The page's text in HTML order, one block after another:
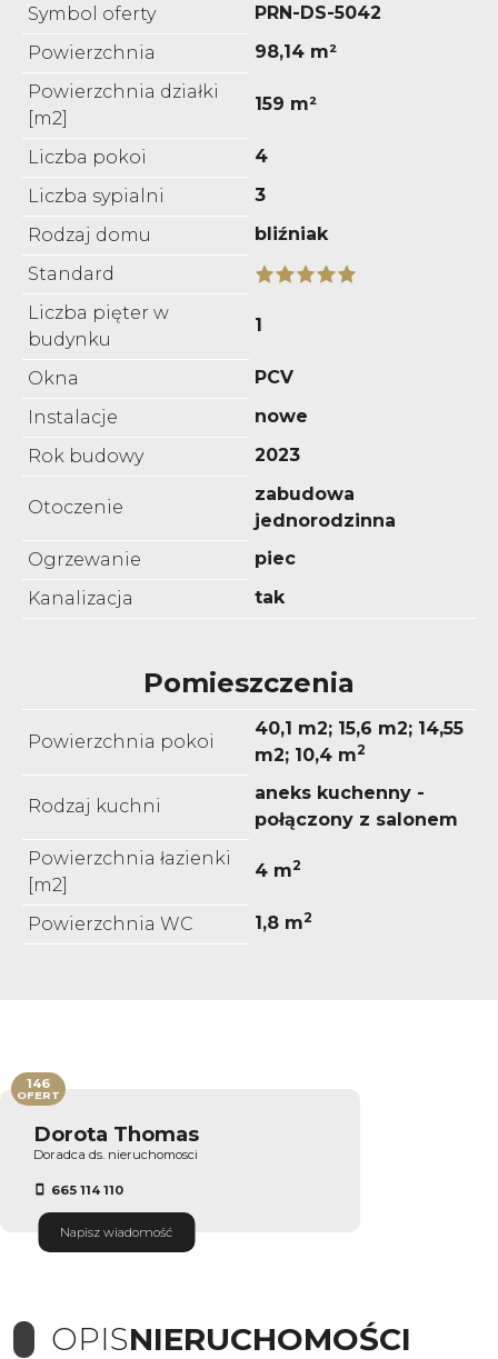
Symbol oferty
PRN-DS-5042
Powierzchnia
98,14 m²
Powierzchnia działki
[m2]
159 m²
Liczba pokoi
4
Liczba sypialni
3
Rodzaj domu
bliźniak
Standard
Liczba pięter w
budynku
1
Okna
PCV
Instalacje
nowe
Rok budowy
2023
Otoczenie
zabudowa
jednorodzinna
Ogrzewanie
piec
Kanalizacja
tak
Pomieszczenia
Powierzchnia pokoi
40,1 m2; 15,6 m2; 14,55
m2; 10,4 m2
Rodzaj kuchni
aneks kuchenny -
połączony z salonem
Powierzchnia łazienki
[m2]
4 m2
Powierzchnia WC 1,8 m2
Dorota Thomas
Doradca ds. nieruchomosci
665 114 110
Napisz wiadomość
146
OFERT
OPISNIERUCHOMOŚCI